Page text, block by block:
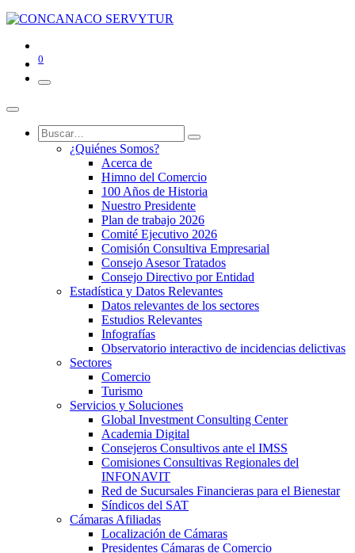
0
¿Quiénes Somos?
Acerca de
Himno del Comercio
100 Años de Historia
Nuestro Presidente
Plan de trabajo 2026
Comité Ejecutivo 2026
Comisión Consultiva Empresarial
Consejo Asesor Tratados
Consejo Directivo por Entidad
Estadística y Datos Relevantes
Datos relevantes de los sectores
Estudios Relevantes
Infografías
Observatorio interactivo de incidencias delictivas
Sectores
Comercio
Turismo
Servicios y Soluciones
Global Investment Consulting Center
Academia Digital
Consejeros Consultivos ante el IMSS
Comisiones Consultivas Regionales del
INFONAVIT
Red de Sucursales Financieras para el Bienestar
Síndicos del SAT
Cámaras Afiliadas
Localización de Cámaras
Presidentes Cámaras de Comercio